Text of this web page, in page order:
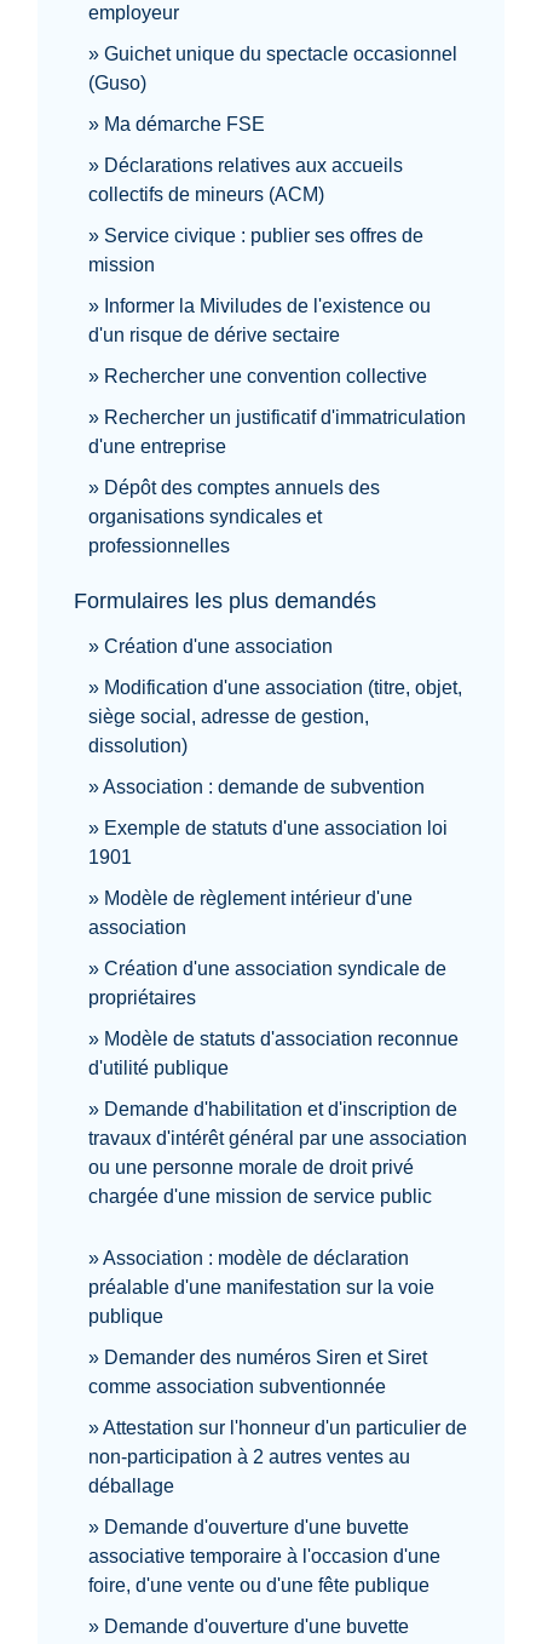
employeur
Guichet unique du spectacle occasionnel
(Guso)
Ma démarche FSE
Déclarations relatives aux accueils
collectifs de mineurs (ACM)
Service civique : publier ses offres de
mission
Informer la Miviludes de l'existence ou
d'un risque de dérive sectaire
Rechercher une convention collective
Rechercher un justificatif d'immatriculation
d'une entreprise
Dépôt des comptes annuels des
organisations syndicales et
professionnelles
Formulaires les plus demandés
Création d'une association
Modification d'une association (titre, objet,
siège social, adresse de gestion,
dissolution)
Association : demande de subvention
Exemple de statuts d'une association loi
1901
Modèle de règlement intérieur d'une
association
Création d'une association syndicale de
propriétaires
Modèle de statuts d'association reconnue
d'utilité publique
Demande d'habilitation et d'inscription de
travaux d'intérêt général par une association
ou une personne morale de droit privé
chargée d'une mission de service public
Association : modèle de déclaration
préalable d'une manifestation sur la voie
publique
Demander des numéros Siren et Siret
comme association subventionnée
Attestation sur l'honneur d'un particulier de
non-participation à 2 autres ventes au
déballage
Demande d'ouverture d'une buvette
associative temporaire à l'occasion d'une
foire, d'une vente ou d'une fête publique
Demande d'ouverture d'une buvette